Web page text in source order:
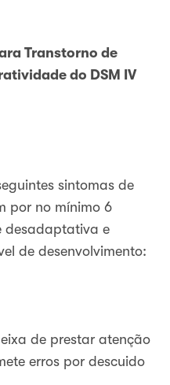
Transtorno de
do DSM IV
sintomas de
por no mínimo 6
desadaptativa e
de desenvolvimento:
de prestar atenção
erros por descuido